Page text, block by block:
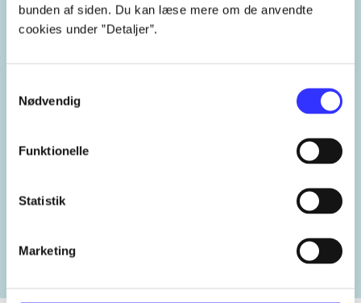
bunden af siden. Du kan læse mere om de anvendte
cookies under ”Detaljer”.
Nødvendig
Funktionelle
Statistik
Marketing
virksomheder værdiskabelse
køb salg